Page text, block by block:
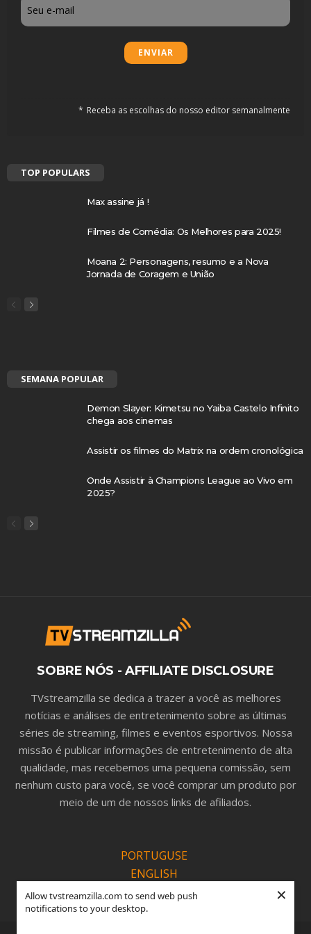
Allow tvstreamzilla.com to send web push
notifications to your desktop.
×
Receba as escolhas do nosso editor semanalmente
TOP POPULARS
Max assine já !
Filmes de Comédia: Os Melhores para 2025!
Moana 2: Personagens, resumo e a Nova
Jornada de Coragem e União
SEMANA POPULAR
Demon Slayer: Kimetsu no Yaiba Castelo Infinito
chega aos cinemas
Assistir os filmes do Matrix na ordem cronológica
Onde Assistir à Champions League ao Vivo em
2025?
SOBRE NÓS - AFFILIATE DISCLOSURE
TVstreamzilla se dedica a trazer a você as melhores
notícias e análises de entretenimento sobre as últimas
séries de streaming, filmes e eventos esportivos. Nossa
missão é publicar informações de entretenimento de alta
qualidade, mas recebemos uma pequena comissão, sem
nenhum custo para você, se você comprar um produto por
meio de um de nossos links de afiliados.
PORTUGUSE
ENGLISH
ESPANOL